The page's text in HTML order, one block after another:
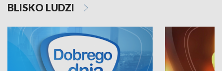
BLISKO LUDZI